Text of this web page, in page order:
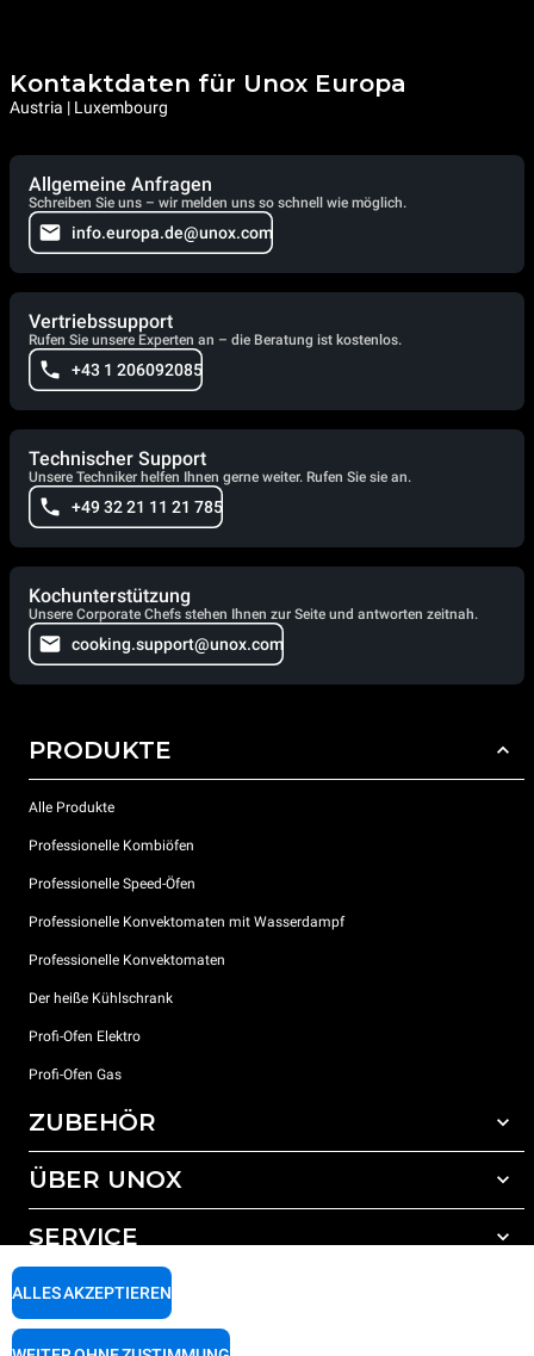
Kontaktdaten für Unox Europa
Austria | Luxembourg
Allgemeine Anfragen
Schreiben Sie uns – wir melden uns so schnell wie möglich.
info.europa.de@unox.com
Vertriebssupport
Rufen Sie unsere Experten an – die Beratung ist kostenlos.
+43 1 206092085
Technischer Support
Unsere Techniker helfen Ihnen gerne weiter. Rufen Sie sie an.
+49 32 21 11 21 785
Kochunterstützung
Unsere Corporate Chefs stehen Ihnen zur Seite und antworten zeitnah.
cooking.support@unox.com
PRODUKTE
Alle Produkte
Professionelle Kombiöfen
Professionelle Speed-Öfen
Professionelle Konvektomaten mit Wasserdampf
Professionelle Konvektomaten
Der heiße Kühlschrank
Profi-Ofen Elektro
Profi-Ofen Gas
ZUBEHÖR
Gesamtes Zubehör
Wasseraufbereitung mit Kunstharzfiltern
Wasseraufbereitung durch Umkehrosmose
ÜBER UNOX
Unsere Standorte weltweit
SERVICE
Unox garantie
Händler Suche
ALLES AKZEPTIEREN